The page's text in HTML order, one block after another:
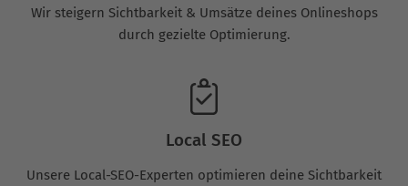
Wir steigern Sichtbarkeit & Umsätze deines Onlineshops
durch gezielte Optimierung.
Local SEO
Unsere Local-SEO-Experten optimieren deine Sichtbarkeit